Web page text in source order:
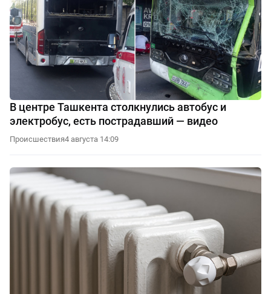
В центре Ташкента столкнулись автобус и
электробус, есть пострадавший — видео
Происшествия4 августа 14:09